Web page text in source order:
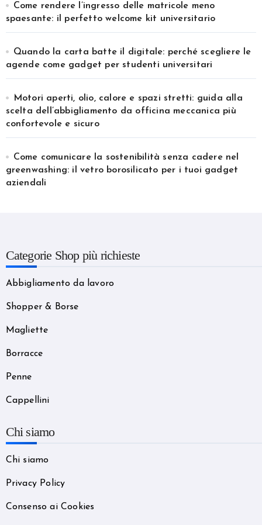
Come rendere l’ingresso delle matricole meno
spaesante: il perfetto welcome kit universitario
Quando la carta batte il digitale: perché scegliere le
agende come gadget per studenti universitari
Motori aperti, olio, calore e spazi stretti: guida alla
scelta dell’abbigliamento da officina meccanica più
confortevole e sicuro
Come comunicare la sostenibilità senza cadere nel
greenwashing: il vetro borosilicato per i tuoi gadget
aziendali
Categorie Shop più richieste
Abbigliamento da lavoro
Shopper & Borse
Magliette
Borracce
Penne
Cappellini
Chi siamo
Chi siamo
Privacy Policy
Consenso ai Cookies